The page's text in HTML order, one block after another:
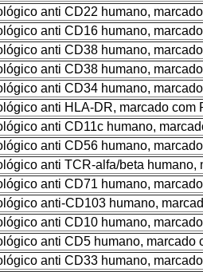
anti CD22 humano,
anti CD16 humano,
anti CD38 humano,
anti CD38 humano,
anti CD34 humano,
anti HLA-DR, marcado com
anti CD11c humano,
anti CD56 humano,
anti TCR-alfa/beta humano,
anti CD71 humano,
anti-CD103 humano,
anti CD10 humano,
anti CD5 humano, marcado
anti CD33 humano,